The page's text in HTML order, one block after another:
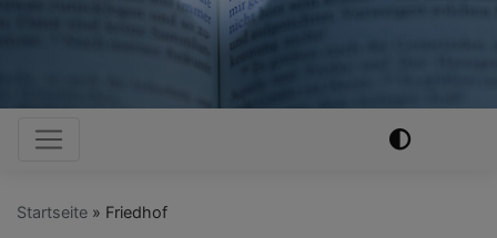
Hauptnavigation
Startseite Friedhof